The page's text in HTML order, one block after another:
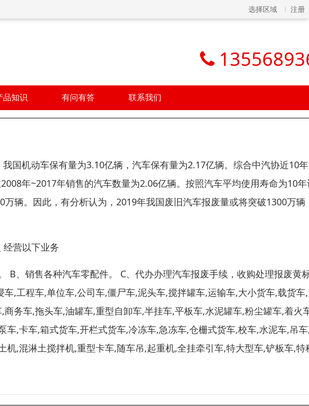
选择区域 注册
品知识 有问有答 联系我们
国机动车保有量为3.10亿辆，汽车保有量为2.17亿辆。综合中汽协近10
年~2017年销售的汽车数量为2.06亿辆。按照汽车平均使用寿命为10
辆。因此，有分析认为，2019年我国废旧汽车报废量或将突破1300万辆
营以下业务
B、销售各种汽车零配件。 C、代办办理汽车报废手续，收购处理报废黄
,工程车,单位车,公司车,僵尸车,泥头车,搅拌罐车,运输车,大小货车,载货车
务车,拖头车,油罐车,重型自卸车,半挂车,平板车,水泥罐车,粉尘罐车,着火
车,卡车,箱式货车,开栏式货车,冷冻车,急冻车,仓栅式货车,校车,水泥车,吊
机,混淋土搅拌机,重型卡车,随车吊,起重机,全挂牵引车,特大型车,铲板车,特